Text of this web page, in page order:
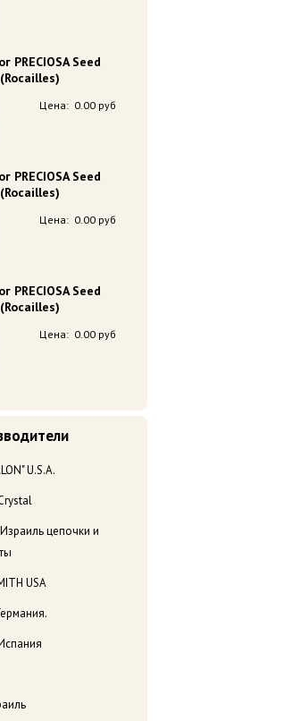
PRECIOSA Seed
Цена: 0.00 руб
PRECIOSA Seed
Цена: 0.00 руб
PRECIOSA Seed
Цена: 0.00 руб
U.S.A.
цепочки и
USA